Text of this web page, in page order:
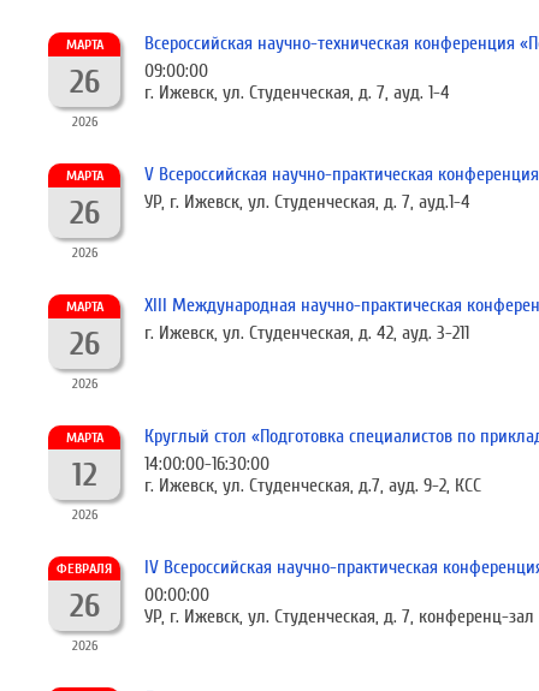
МАРТА
26
2026
Всероссийская научно-техническая конференция
09:00:00
г. Ижевск, ул. Студенческая, д. 7, ауд. 1-4
МАРТА
26
2026
V Всероссийская научно-практическая
УР, г. Ижевск, ул. Студенческая, д. 7, ауд.1-4
МАРТА
26
2026
XIII Международная научно-практическая
г. Ижевск, ул. Студенческая, д. 42, ауд. 3-211
МАРТА
12
2026
Круглый стол «Подготовка специалистов по
14:00:00-16:30:00
г. Ижевск, ул. Студенческая, д.7, ауд. 9-2, КСС
ФЕВРАЛЯ
26
2026
IV Всероссийская научно-практическая
00:00:00
УР, г. Ижевск, ул. Студенческая, д. 7, конференц-зал